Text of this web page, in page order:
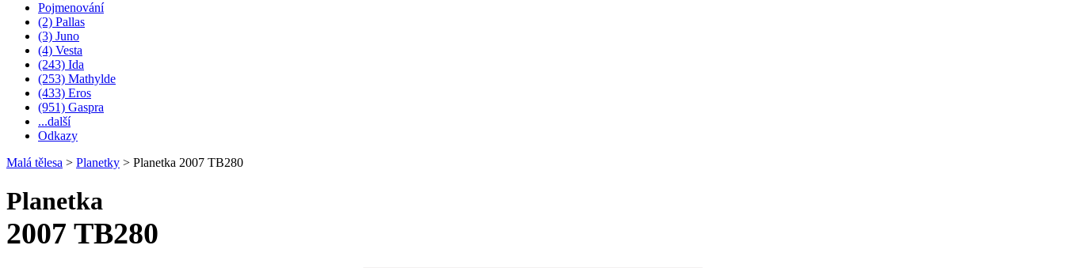
Pojmenování
(2) Pallas
(3) Juno
(4) Vesta
(243) Ida
(253) Mathylde
(433) Eros
(951) Gaspra
...další
Odkazy
Malá tělesa > Planetky > Planetka 2007 TB280
Planetka
2007 TB280